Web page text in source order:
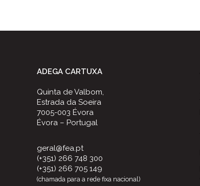
ADEGA CARTUXA
Quinta de Valbom,
Estrada da Soeira
7005-003 Évora
Évora – Portugal
geral@fea.pt
(+351) 266 748 300
(+351) 266 705 149
(chamada para a rede fixa nacional)